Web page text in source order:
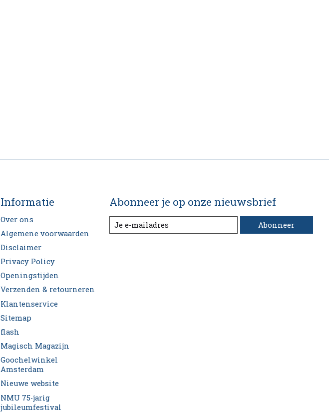
Informatie
Over ons
Algemene voorwaarden
Disclaimer
Privacy Policy
Openingstijden
Verzenden & retourneren
Klantenservice
Sitemap
flash
Magisch Magazijn
Goochelwinkel
Amsterdam
Nieuwe website
NMU 75-jarig
jubileumfestival
Abonneer je op onze nieuwsbrief
Abonneer